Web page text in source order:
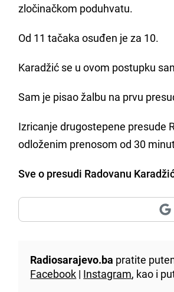
zločinačkom poduhvatu.
Od 11 tačaka osuđen je za 10.
Karadžić se u ovom postupku
Sam je pisao žalbu na prvu
Izricanje drugostepene presude
odloženim prenosom od 30
Sve o presudi Radovanu
Radiosarajevo.ba pratite
Facebook | Instagram, kao i